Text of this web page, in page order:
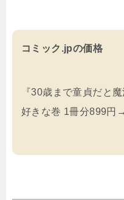
コミック.jpの価格
『30歳まで童貞だと
好きな巻 1冊分899円